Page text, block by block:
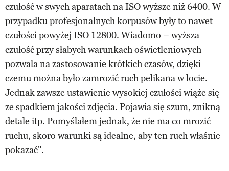
czułość w swych aparatach na ISO wyższe niż 6400. W
przypadku profesjonalnych korpusów były to nawet
czułości powyżej ISO 12800. Wiadomo – wyższa
czułość przy słabych warunkach oświetleniowych
pozwala na zastosowanie krótkich czasów, dzięki
czemu można było zamrozić ruch pelikana w locie.
Jednak zawsze ustawienie wysokiej czułości wiąże się
ze spadkiem jakości zdjęcia. Pojawia się szum, znikną
detale itp. Pomyślałem jednak, że nie ma co mrozić
ruchu, skoro warunki są idealne, aby ten ruch właśnie
pokazać".